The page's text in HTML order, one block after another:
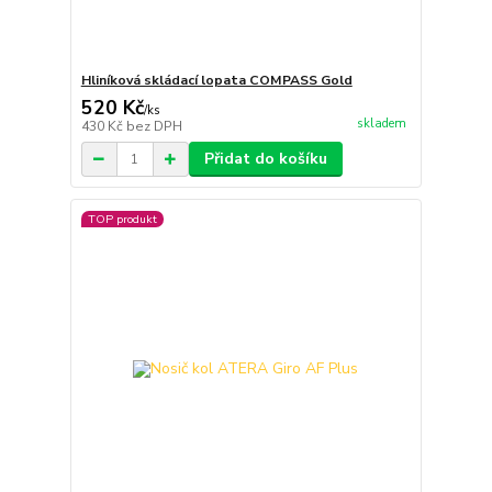
Hliníková skládací lopata COMPASS Gold
520 Kč/ks
430 Kč bez DPH skladem
Přidat do košíku
TOP produkt